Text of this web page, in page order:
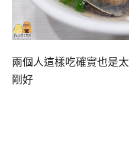
兩個人這樣吃確實也是
剛好